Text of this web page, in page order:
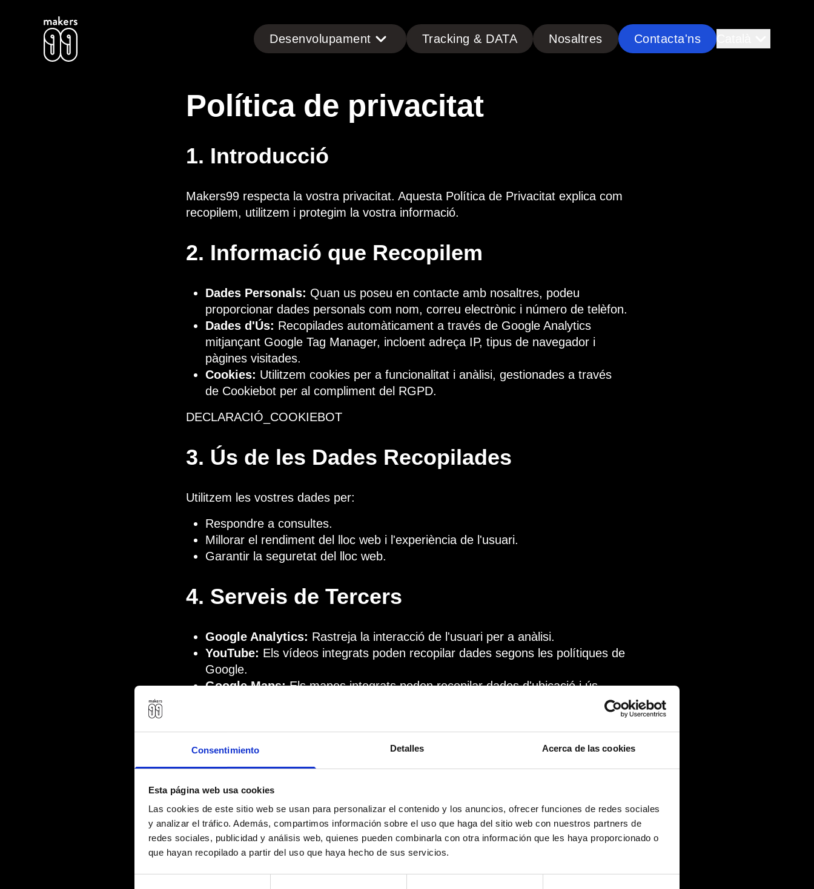
Consentimiento Detalles Acerca de las cookies
Esta página web usa cookies
Las cookies de este sitio web se usan para personalizar el contenido y los anuncios, ofrecer funciones de redes sociales
y analizar el tráfico. Además, compartimos información sobre el uso que haga del sitio web con nuestros partners de
redes sociales, publicidad y análisis web, quienes pueden combinarla con otra información que les haya proporcionado o
que hayan recopilado a partir del uso que haya hecho de sus servicios.
Desenvolupament Tracking & DATA Nosaltres Contacta'ns
Política de privacitat
1. Introducció
Makers99 respecta la vostra privacitat. Aquesta Política de Privacitat explica com
recopilem, utilitzem i protegim la vostra informació.
2. Informació que Recopilem
Dades Personals: Quan us poseu en contacte amb nosaltres, podeu
proporcionar dades personals com nom, correu electrònic i número de telèfon.
Dades d'Ús: Recopilades automàticament a través de Google Analytics
mitjançant Google Tag Manager, incloent adreça IP, tipus de navegador i
pàgines visitades.
Cookies: Utilitzem cookies per a funcionalitat i anàlisi, gestionades a través
de Cookiebot per al compliment del RGPD.
DECLARACIÓ_COOKIEBOT
3. Ús de les Dades Recopilades
Utilitzem les vostres dades per:
Respondre a consultes.
Millorar el rendiment del lloc web i l'experiència de l'usuari.
Garantir la seguretat del lloc web.
4. Serveis de Tercers
Google Analytics: Rastreja la interacció de l'usuari per a anàlisi.
YouTube: Els vídeos integrats poden recopilar dades segons les polítiques de
Google.
Google Maps:Els mapes integrats poden recopilar dades d'ubicació i ús.
5. Compartir Dades
No venem ni compartim les vostres dades personals amb tercers, excepte quan
6. Seguretat de les Dades